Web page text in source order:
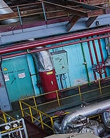
и
проверка
Новая версия
Эксперты отметили
системы,
общей системы
построенных на